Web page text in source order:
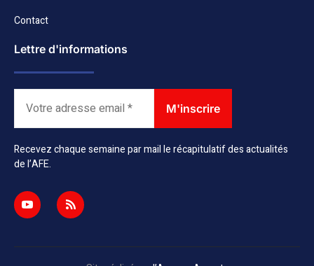
Contact
Lettre d'informations
Recevez chaque semaine par mail le récapitulatif des actualités
de l’AFE.